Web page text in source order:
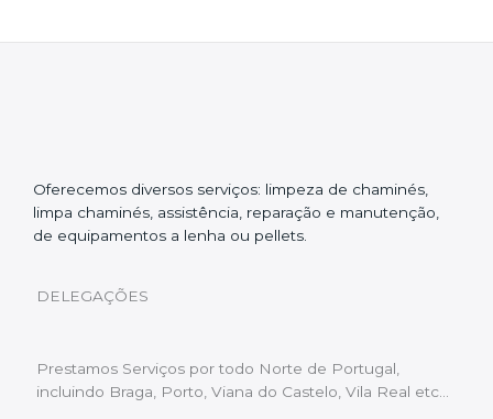
Oferecemos diversos serviços: limpeza de chaminés,
limpa chaminés, assistência, reparação e manutenção,
de equipamentos a lenha ou pellets.
DELEGAÇÕES
Prestamos Serviços por todo Norte de Portugal,
incluindo Braga, Porto, Viana do Castelo, Vila Real etc…